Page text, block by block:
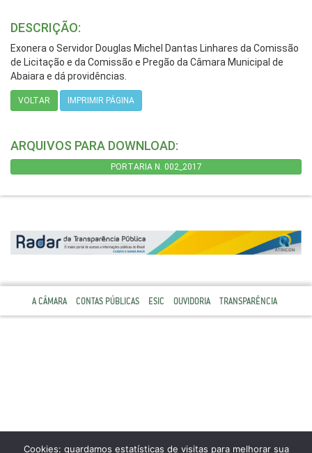
DESCRIÇÃO:
Exonera o Servidor Douglas Michel Dantas Linhares da Comissão
de Licitação e da Comissão e Pregão da Câmara Municipal de
Abaiara e dá providências.
VOLTAR IMPRIMIR PÁGINA
ARQUIVOS PARA DOWNLOAD:
PORTARIA N. 002_2017
A CÂMARA CONTAS PÚBLICAS ESIC OUVIDORIA TRANSPARÊNCIA
Cookies: guardamos estatísticas de visitas para melhorar sua